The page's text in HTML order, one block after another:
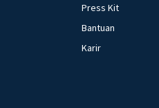
Press Kit
Bantuan
Karir